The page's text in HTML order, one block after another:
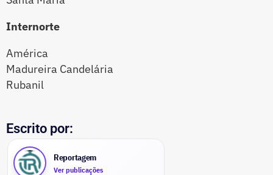
Internorte
América
Madureira Candelária
Rubanil
Escrito por:
Reportagem
Ver publicações